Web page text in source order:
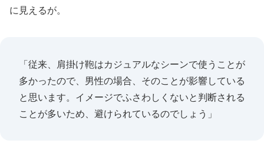
に見えるが。
「従来、肩掛け鞄はカジュアルなシーンで使うことが
多かったので、男性の場合、そのことが影響している
と思います。イメージでふさわしくないと判断される
ことが多いため、避けられているのでしょう」